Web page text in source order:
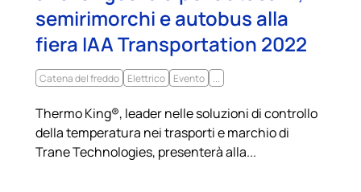
semirimorchi e autobus alla
fiera IAA Transportation 2022
Catena del freddo Elettrico Evento
Thermo King®, leader nelle soluzioni di controllo
della temperatura nei trasporti e marchio di
Trane Technologies, presenterà alla...